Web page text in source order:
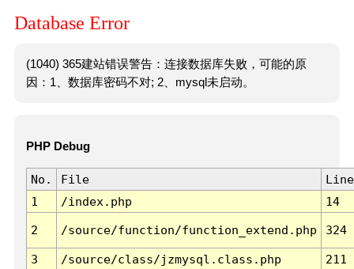
Database Error
(1040) 365建站错误警告：连接数据库失败，可能的原
因：1、数据库密码不对; 2、mysql未启动。
PHP Debug
No. File
Line
1
/index.php 14
2 /source/function/function_extend.php 324
3 /source/class/jzmysql.class.php
211